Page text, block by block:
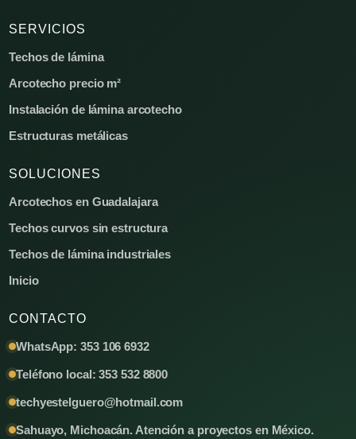
SERVICIOS
Techos de lámina
Arcotecho precio m²
Instalación de lámina arcotecho
Estructuras metálicas
SOLUCIONES
Arcotechos en Guadalajara
Techos curvos sin estructura
Techos de lámina industriales
Inicio
CONTACTO
WhatsApp: 353 106 6932
Teléfono local: 353 532 8800
techyestelguero@hotmail.com
Sahuayo, Michoacán. Atención a proyectos en México.